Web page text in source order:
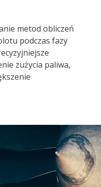
metod obliczeń
podczas fazy
zużycia paliwa,